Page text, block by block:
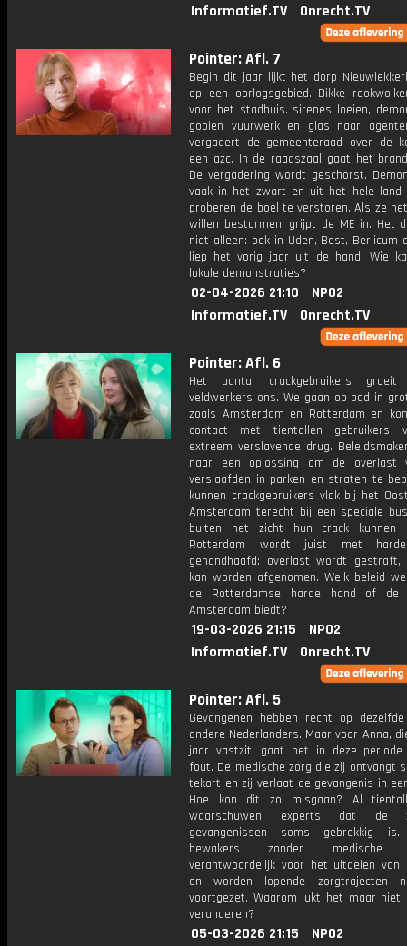
Informatief.TV
Onrecht.TV
Pointer: Afl. 7
Begin dit jaar lijkt het dorp
op een oorlogsgebied. Dikke
voor het stadhuis. sirenes loeien,
gooien vuurwerk en glas naar
vergadert de gemeenteraad over de
een azc. In de raadszaal gaat het
De vergadering wordt geschorst.
vaak in het zwart en uit het hele land
proberen de boel te verstoren. Als ze
willen bestormen, grijpt de ME in. Het
niet alleen: ook in Uden, Best, Berlicum
liep het vorig jaar uit de hand. Wie
lokale demonstraties?
02-04-2026 21:10
NPO2
Informatief.TV
Onrecht.TV
Pointer: Afl. 6
Het aantal crackgebruikers groeit
veldwerkers ons. We gaan op pad in
zoals Amsterdam en Rotterdam en
contact met tientallen gebruikers
extreem verslavende drug.
naar een oplossing om de overlast
verslaafden in parken en straten te
kunnen crackgebruikers vlak bij het
Amsterdam terecht bij een speciale
buiten het zicht hun crack kunnen
Rotterdam wordt juist met
gehandhaafd: overlast wordt gestraft,
kan worden afgenomen. Welk beleid
de Rotterdamse harde hand of de
Amsterdam biedt?
19-03-2026 21:15
NPO2
Informatief.TV
Onrecht.TV
Pointer: Afl. 5
Gevangenen hebben recht op
andere Nederlanders. Maar voor Anna,
jaar vastzit, gaat het in deze periode
fout. De medische zorg die zij ontvangt
tekort en zij verlaat de gevangenis in
Hoe kon dit zo misgaan? Al
waarschuwen experts dat de
gevangenissen soms gebrekkig
bewakers zonder medische
verantwoordelijk voor het uitdelen van
en worden lopende zorgtrajecten
voortgezet. Waarom lukt het maar
veranderen?
05-03-2026 21:15
NPO2